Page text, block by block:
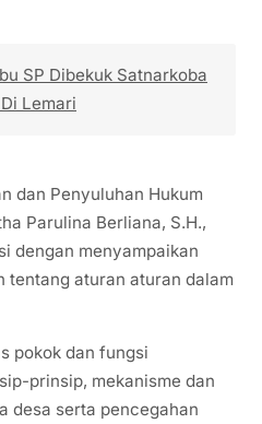
SP Dibekuk Satnarkoba
Lemari
dan Penyuluhan Hukum
Parulina Berliana, S.H.,
dengan menyampaikan
tentang aturan aturan dalam
pokok dan fungsi
prinsip, mekanisme dan
desa serta pencegahan